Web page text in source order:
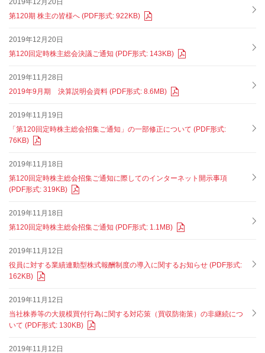
2019年12月20日
第120期 株主の皆様へ (PDF形式: 922KB)
2019年12月20日
第120回定時株主総会決議ご通知 (PDF形式: 143KB)
2019年11月28日
2019年9月期 決算説明会資料 (PDF形式: 8.6MB)
2019年11月19日
「第120回定時株主総会招集ご通知」の一部修正について (PDF形式:
76KB)
2019年11月18日
第120回定時株主総会招集ご通知に際してのインターネット開示事項
(PDF形式: 319KB)
2019年11月18日
第120回定時株主総会招集ご通知 (PDF形式: 1.1MB)
2019年11月12日
役員に対する業績連動型株式報酬制度の導入に関するお知らせ (PDF形式:
162KB)
2019年11月12日
当社株券等の大規模買付行為に関する対応策（買収防衛策）の非継続につ
いて (PDF形式: 130KB)
2019年11月12日